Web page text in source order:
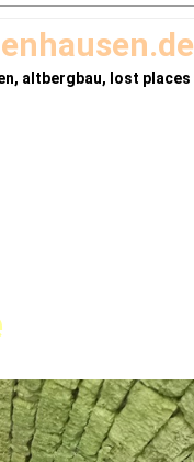
altbergbau, lost places